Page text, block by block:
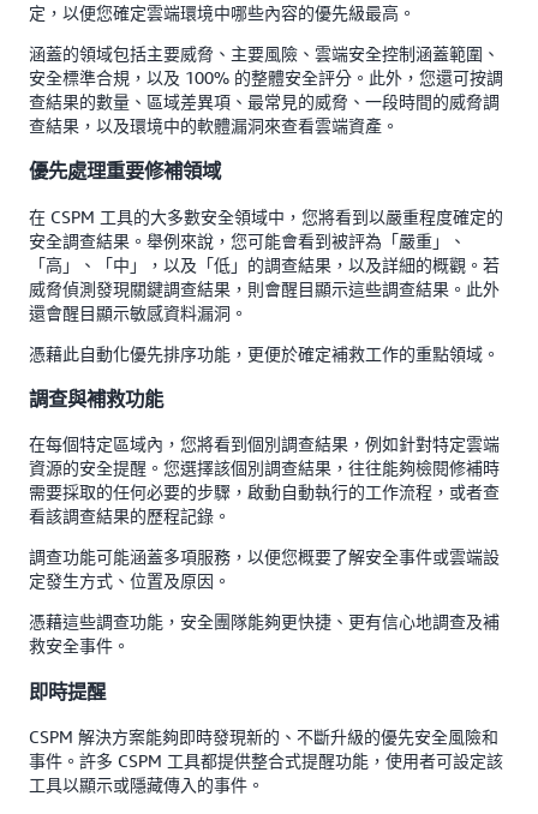
定，以便您確定雲端環境中哪些內容的優先級最高。
涵蓋的領域包括主要威脅、主要風險、雲端安全控制涵蓋範圍、
安全標準合規，以及 100% 的整體安全評分。此外，您還可按調
查結果的數量、區域差異項、最常見的威脅、一段時間的威脅調
查結果，以及環境中的軟體漏洞來查看雲端資產。
優先處理重要修補領域
在 CSPM 工具的大多數安全領域中，您將看到以嚴重程度確定的
安全調查結果。舉例來說，您可能會看到被評為「嚴重」、
「高」、「中」，以及「低」的調查結果，以及詳細的概觀。若
威脅偵測發現關鍵調查結果，則會醒目顯示這些調查結果。此外
還會醒目顯示敏感資料漏洞。
憑藉此自動化優先排序功能，更便於確定補救工作的重點領域。
調查與補救功能
在每個特定區域內，您將看到個別調查結果，例如針對特定雲端
資源的安全提醒。您選擇該個別調查結果，往往能夠檢閱修補時
需要採取的任何必要的步驟，啟動自動執行的工作流程，或者查
看該調查結果的歷程記錄。
調查功能可能涵蓋多項服務，以便您概要了解安全事件或雲端設
定發生方式、位置及原因。
憑藉這些調查功能，安全團隊能夠更快捷、更有信心地調查及補
救安全事件。
即時提醒
CSPM 解決方案能夠即時發現新的、不斷升級的優先安全風險和
事件。許多 CSPM 工具都提供整合式提醒功能，使用者可設定該
工具以顯示或隱藏傳入的事件。